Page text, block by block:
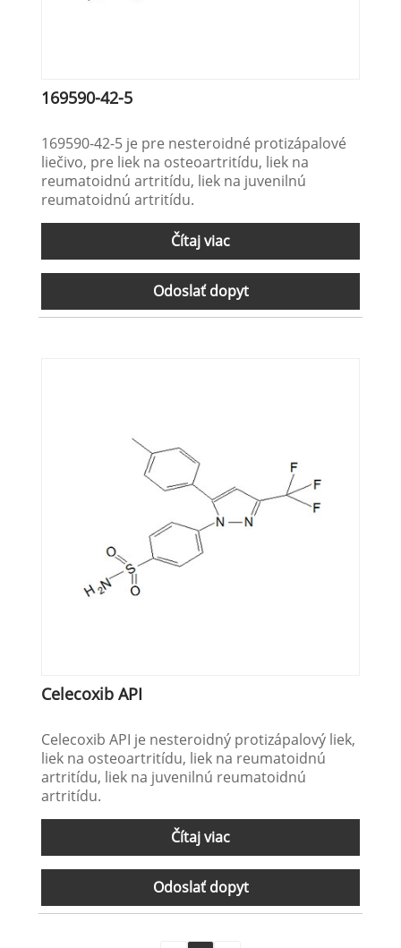
169590-42-5
169590-42-5 je pre nesteroidné protizápalové
liečivo, pre liek na osteoartritídu, liek na
reumatoidnú artritídu, liek na juvenilnú
reumatoidnú artritídu.
Čítaj viac
Odoslať dopyt
Celecoxib API
Celecoxib API je nesteroidný protizápalový liek,
liek na osteoartritídu, liek na reumatoidnú
artritídu, liek na juvenilnú reumatoidnú
artritídu.
Čítaj viac
Odoslať dopyt